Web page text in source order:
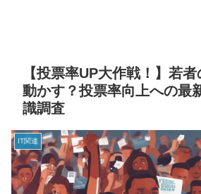
【投票率UP大作戦！】若
動かす？投票率向上への最
識調査
IT関連